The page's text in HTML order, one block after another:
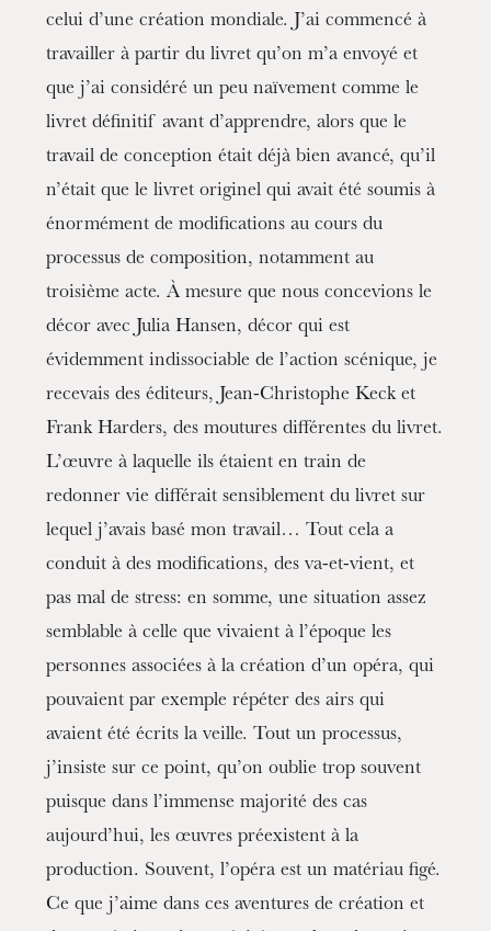
Die OnR mit euch
Führungen durch die Oper
celui d’une création mondiale. J’ai commencé à
travailler à partir du livret qu’on m’a envoyé et
que j’ai considéré un peu naïvement comme le
livret définitif avant d’apprendre, alors que le
travail de conception était déjà bien avancé, qu’il
n’était que le livret originel qui avait été soumis à
énormément de modifications au cours du
processus de composition, notamment au
troisième acte. À mesure que nous concevions le
décor avec Julia Hansen, décor qui est
évidemment indissociable de l’action scénique, je
recevais des éditeurs, Jean-Christophe Keck et
Frank Harders, des moutures différentes du livret.
L’œuvre à laquelle ils étaient en train de
redonner vie différait sensiblement du livret sur
lequel j’avais basé mon travail… Tout cela a
conduit à des modifications, des va-et-vient, et
pas mal de stress: en somme, une situation assez
semblable à celle que vivaient à l’époque les
personnes associées à la création d’un opéra, qui
pouvaient par exemple répéter des airs qui
avaient été écrits la veille. Tout un processus,
j’insiste sur ce point, qu’on oublie trop souvent
puisque dans l’immense majorité des cas
aujourd’hui, les œuvres préexistent à la
production. Souvent, l’opéra est un matériau figé.
Ce que j’aime dans ces aventures de création et